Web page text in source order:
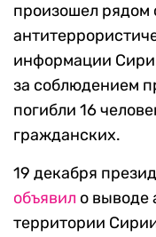
произошел рядом
информации
за соблюдением
погибли 16
гражданских.
19 декабря
объявил о выводе
территории